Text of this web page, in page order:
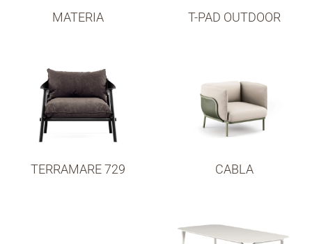
MATERIA T-PAD OUTDOOR
TERRAMARE 729 CABLA